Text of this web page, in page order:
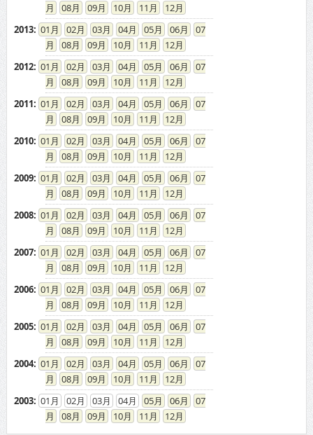
08
09 10 11
12
2013: 01 02 03 04 05 06
07
08
09 10 11
12
2012: 01 02 03 04 05 06
07
08
09 10 11
12
2011: 01 02 03 04 05 06
07
08
09 10 11
12
2010: 01 02 03 04 05 06
07
08
09 10 11
12
2009: 01 02 03 04 05 06
07
08
09 10 11
12
2008: 01 02 03 04 05 06
07
08
09 10 11
12
2007: 01 02 03 04 05 06
07
08
09 10 11
12
2006: 01 02 03 04 05 06
07
08
09 10 11
12
2005: 01 02 03 04 05 06
07
08
09 10 11
12
2004: 01 02 03 04 05 06
07
08
09 10 11
12
2003: 01 02 03 04 05 06
07
08
09 10 11 12